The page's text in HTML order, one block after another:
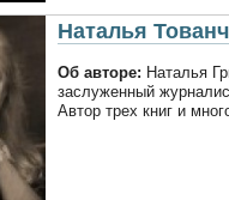
Наталья
Об авторе: Наталья
заслуженный
Автор трех книг и